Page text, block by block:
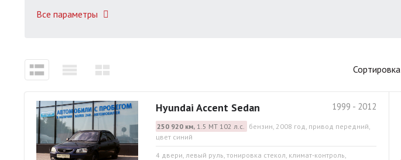
Все параметры
Сортировка
1999 - 2012
Hyundai Accent Sedan
250 920 км,1.5 МТ 102 л.с. бензин, 2008 год, привод передний,
цвет синий
4 двери, левый руль, тонировка стекол, климат-контроль,